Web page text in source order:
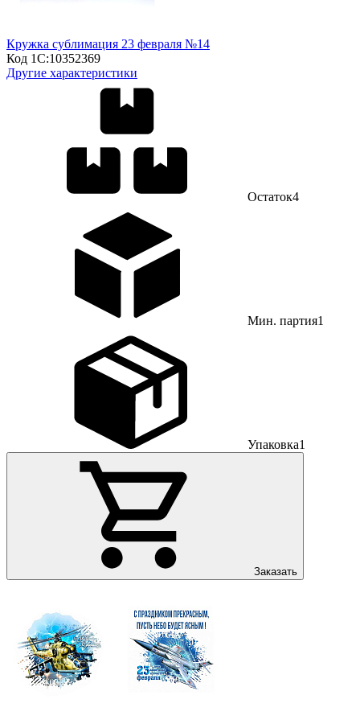
Кружка сублимация 23 февраля №14
Код 1С:10352369
Другие характеристики
Остаток4
Мин. партия1
Упаковка1
Заказать